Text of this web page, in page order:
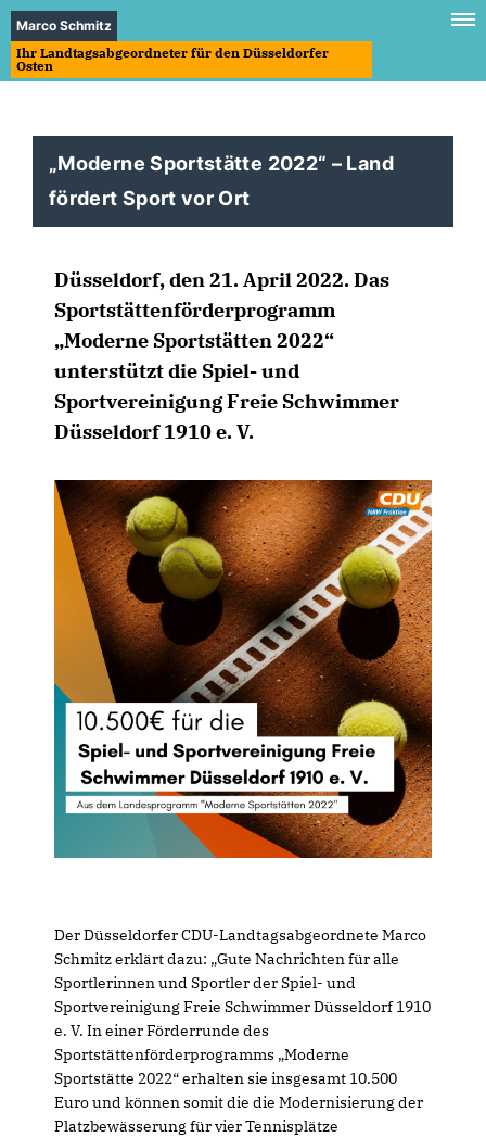
Marco Schmitz
Ihr Landtagsabgeordneter für den Düsseldorfer
Osten
Moderne Sportstätte 2022“ – Land
fördert Sport vor Ort
Düsseldorf, den 21. April 2022. Das
Sportstättenförderprogramm
Moderne Sportstätten 2022“
unterstützt die Spiel- und
Sportvereinigung Freie Schwimmer
Düsseldorf 1910 e. V.
Der Düsseldorfer CDU-Landtagsabgeordnete Marco
Schmitz erklärt dazu: „Gute Nachrichten für alle
Sportlerinnen und Sportler der Spiel- und
Sportvereinigung Freie Schwimmer Düsseldorf 1910
e. V. In einer Förderrunde des
Sportstättenförderprogramms „Moderne
Sportstätte 2022“ erhalten sie insgesamt 10.500
Euro und können somit die die Modernisierung der
Platzbewässerung für vier Tennisplätze